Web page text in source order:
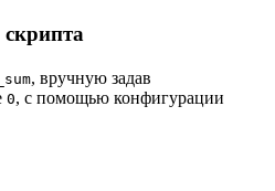
скрипта
, вручную задав
0, с помощью конфигурации